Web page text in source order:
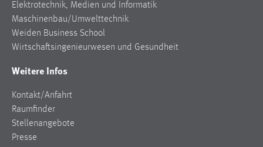
Elektrotechnik, Medien und Informatik
Maschinenbau/Umwelttechnik
Weiden Business School
Wirtschaftsingenieurwesen und Gesundheit
Weitere Infos
Kontakt/Anfahrt
Raumfinder
Stellenangebote
Presse